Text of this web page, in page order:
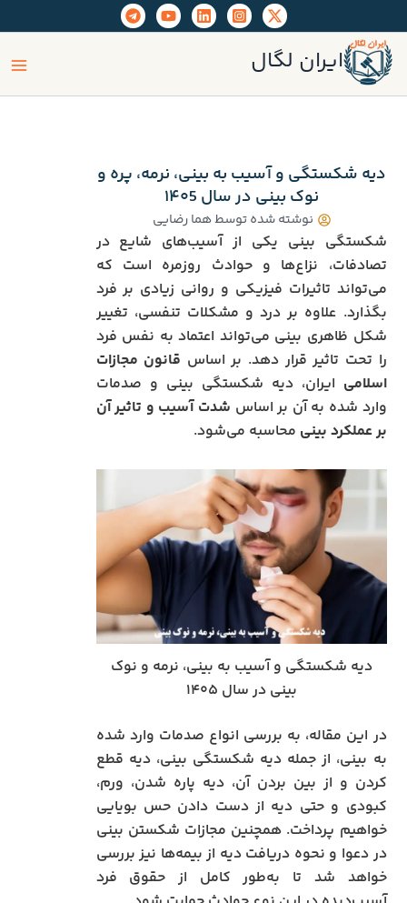
به
محتوا
ایران لگال
دیه شکستگی و آسیب به بینی، نرمه، پره و
نوک بینی در سال ۱۴۰5
نوشته شده توسطهما رضایی
شکستگی بینی یکی از آسیب‌های شایع در
تصادفات، نزاع‌ها و حوادث روزمره است که
می‌تواند تاثیرات فیزیکی و روانی زیادی بر فرد
بگذارد. علاوه بر درد و مشکلات تنفسی، تغییر
شکل ظاهری بینی می‌تواند اعتماد به نفس فرد
را تحت تاثیر قرار دهد. بر اساس قانون مجازات
اسلامی ایران، دیه شکستگی بینی و صدمات
وارد شده به آن بر اساس شدت آسیب و تاثیر آن
بر عملکرد بینی محاسبه می‌شود.
دیه شکستگی و آسیب به بینی، نرمه و نوک
بینی در سال ۱۴۰۵
در این مقاله، به بررسی انواع صدمات وارد شده
به بینی، از جمله دیه شکستگی بینی، دیه قطع
کردن و از بین بردن آن، دیه پاره شدن، ورم،
کبودی و حتی دیه از دست دادن حس بویایی
خواهیم پرداخت. همچنین مجازات شکستن بینی
در دعوا و نحوه دریافت دیه از بیمه‌ها نیز بررسی
خواهد شد تا به‌طور کامل از حقوق فرد